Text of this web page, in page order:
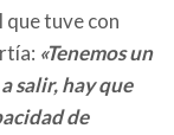
tuve con
«Tenemos un
salir, hay que
de